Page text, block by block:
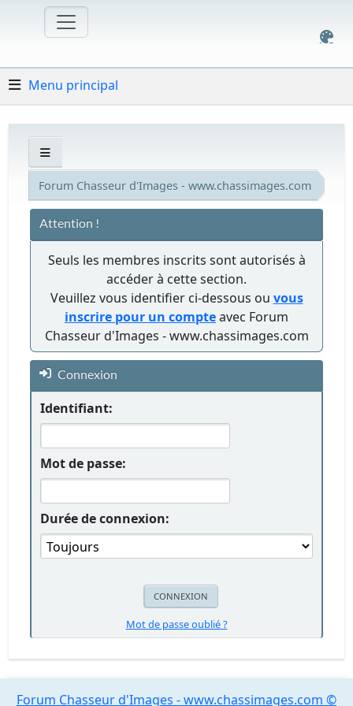
Menu principal
Forum Chasseur d'Images - www.chassimages.com
Attention !
Seuls les membres inscrits sont autorisés à
accéder à cette section.
Veuillez vous identifier ci-dessous ou vous
inscrire pour un compteavec Forum
Chasseur d'Images - www.chassimages.com
Connexion
Identifiant:
Mot de passe:
Durée de connexion:
Mot de passe oublié ?
Forum Chasseur d'Images - www.chassimages.com ©